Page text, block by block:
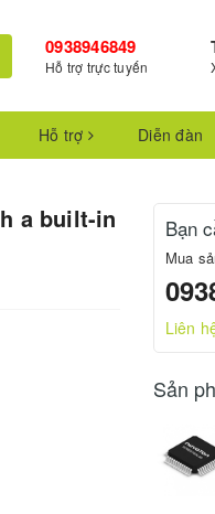
0938946849
Hỗ trợ trực tuyến
Hỗ trợ Diễn đàn
a built-in
Bạn
Mua
Liên
Sản